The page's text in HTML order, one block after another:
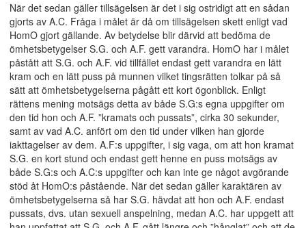
När det sedan gäller tillsägelsen är det i sig ostridigt att en sådan
gjorts av A.C. Fråga i målet är då om tillsägelsen skett enligt vad
HomO gjort gällande. Av betydelse blir därvid att bedöma de
ömhetsbetygelser S.G. och A.F. gett varandra. HomO har i målet
påstått att S.G. och A.F. vid tillfället endast gett varandra en lätt
kram och en lätt puss på munnen vilket tingsrätten tolkar på så
sätt att ömhetsbetygelserna pågått ett kort ögonblick. Enligt
rättens mening motsägs detta av både S.G:s egna uppgifter om
den tid hon och A.F. ”kramats och pussats”, cirka 30 sekunder,
samt av vad A.C. anfört om den tid under vilken han gjorde
iakttagelser av dem. A.F:s uppgifter, i sig vaga, om att hon kramat
S.G. en kort stund och endast gett henne en puss motsägs av
både S.G:s och A.C:s uppgifter och kan inte ge något avgörande
stöd åt HomO:s påstående. När det sedan gäller karaktären av
ömhetsbetygelserna så har S.G. hävdat att hon och A.F. endast
pussats, dvs. utan sexuell anspelning, medan A.C. har uppgett att